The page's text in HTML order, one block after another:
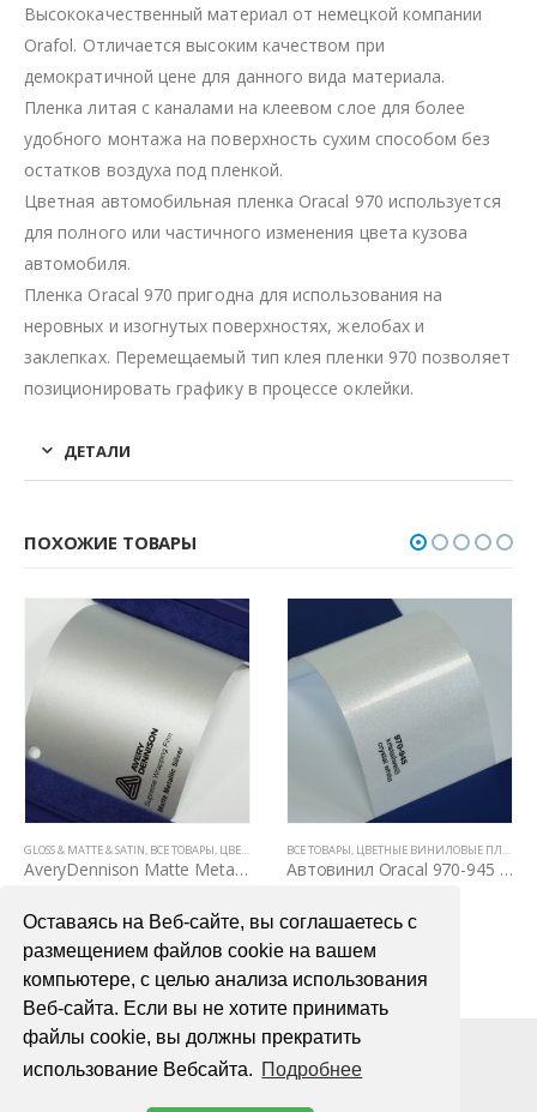
Оставаясь на Веб-сайте, вы соглашаетесь с
размещением файлов cookie на вашем
компьютере, с целью анализа использования
Веб-сайта. Если вы не хотите принимать
файлы cookie, вы должны прекратить
использование Вебсайта. Подробнее
Высококачественный материал от немецкой компании
Orafol. Отличается высоким качеством при
демократичной цене для данного вида материала.
Пленка литая с каналами на клеевом слое для более
удобного монтажа на поверхность сухим способом без
остатков воздуха под пленкой.
Цветная автомобильная пленка Oracal 970 используется
для полного или частичного изменения цвета кузова
автомобиля.
Пленка Oracal 970 пригодна для использования на
неровных и изогнутых поверхностях, желобах и
заклепках. Перемещаемый тип клея пленки 970 позволяет
позиционировать графику в процессе оклейки.
ДЕТАЛИ
ПОХОЖИЕ ТОВАРЫ
,ЦВЕТНЫЕ ВИНИЛОВЫЕ ПЛЕНКИ
GLOSS & MATTE & SATIN, ВСЕ ТОВАРЫ, ЦВЕТНЫЕ ВИНИЛОВЫЕ ПЛЕНКИ
AveryDennison Matte Metallic Silver
В КОРЗИНУ
ВСЕ ТОВАРЫ, ЦВЕТНЫЕ ВИНИЛОВЫЕ ПЛЕНКИ
Автовинил Oracal 970-945 crystal white – кристаллический белый, глянец
В КОРЗИНУ